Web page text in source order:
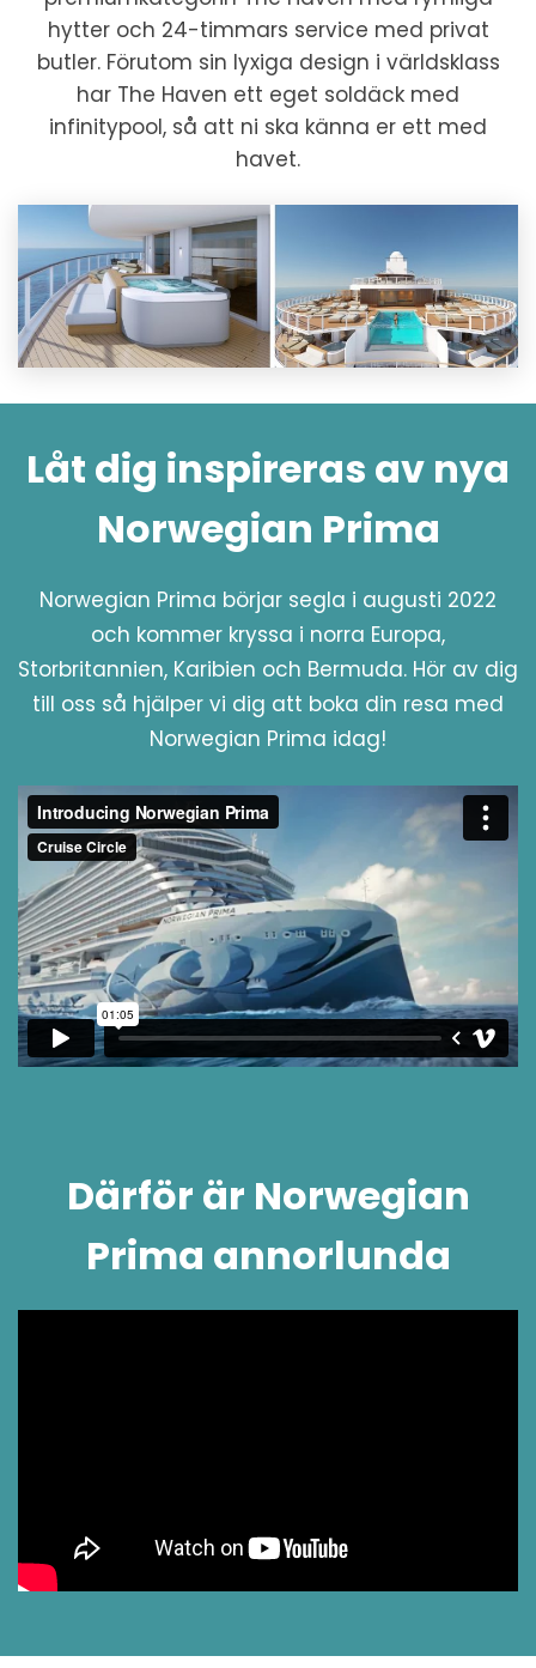
hytter och 24-timmars service med privat
butler. Förutom sin lyxiga design i världsklass
har The Haven ett eget soldäck med
infinitypool, så att ni ska känna er ett med
havet.
Låt dig inspireras av nya
Norwegian Prima
Norwegian Prima börjar segla i augusti 2022
och kommer kryssa i norra Europa,
Storbritannien, Karibien och Bermuda. Hör av dig
till oss så hjälper vi dig att boka din resa med
Norwegian Prima idag!
Därför är Norwegian
Prima annorlunda